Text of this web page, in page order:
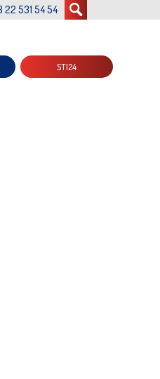
22 531 54 54
STI24